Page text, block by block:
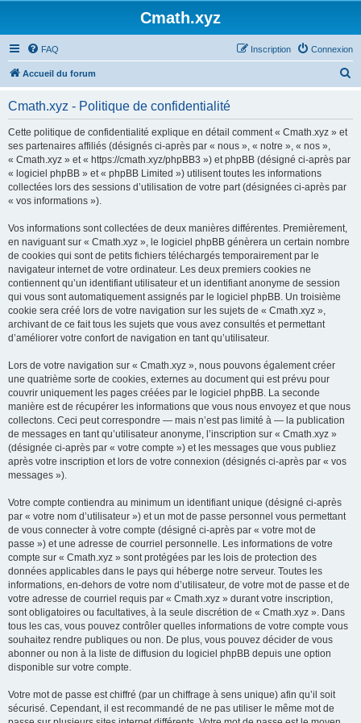
Cmath.xyz
FAQ Connexion
Inscription
Accueil du forum
Cmath.xyz - Politique de confidentialité
Cette politique de confidentialité explique en détail comment « Cmath.xyz » et
ses partenaires affiliés (désignés ci-après par « nous », « notre », « nos »,
« Cmath.xyz » et « https://cmath.xyz/phpBB3 ») et phpBB (désigné ci-après par
« logiciel phpBB » et « phpBB Limited ») utilisent toutes les informations
collectées lors des sessions d’utilisation de votre part (désignées ci-après par
« vos informations »).
Vos informations sont collectées de deux manières différentes. Premièrement,
en naviguant sur « Cmath.xyz », le logiciel phpBB génèrera un certain nombre
de cookies qui sont de petits fichiers téléchargés temporairement par le
navigateur internet de votre ordinateur. Les deux premiers cookies ne
contiennent qu’un identifiant utilisateur et un identifiant anonyme de session
qui vous sont automatiquement assignés par le logiciel phpBB. Un troisième
cookie sera créé lors de votre navigation sur les sujets de « Cmath.xyz »,
archivant de ce fait tous les sujets que vous avez consultés et permettant
d’améliorer votre confort de navigation en tant qu’utilisateur.
Lors de votre navigation sur « Cmath.xyz », nous pouvons également créer
une quatrième sorte de cookies, externes au document qui est prévu pour
couvrir uniquement les pages créées par le logiciel phpBB. La seconde
manière est de récupérer les informations que vous nous envoyez et que nous
collectons. Ceci peut correspondre — mais n’est pas limité à — la publication
de messages en tant qu’utilisateur anonyme, l’inscription sur « Cmath.xyz »
(désignée ci-après par « votre compte ») et les messages que vous publiez
après votre inscription et lors de votre connexion (désignés ci-après par « vos
messages »).
Votre compte contiendra au minimum un identifiant unique (désigné ci-après
par « votre nom d’utilisateur ») et un mot de passe personnel vous permettant
de vous connecter à votre compte (désigné ci-après par « votre mot de
passe ») et une adresse de courriel personnelle. Les informations de votre
compte sur « Cmath.xyz » sont protégées par les lois de protection des
données applicables dans le pays qui héberge notre serveur. Toutes les
informations, en-dehors de votre nom d’utilisateur, de votre mot de passe et de
votre adresse de courriel requis par « Cmath.xyz » durant votre inscription,
sont obligatoires ou facultatives, à la seule discrétion de « Cmath.xyz ». Dans
tous les cas, vous pouvez contrôler quelles informations de votre compte vous
souhaitez rendre publiques ou non. De plus, vous pouvez décider de vous
abonner ou non à la liste de diffusion du logiciel phpBB depuis une option
disponible sur votre compte.
Votre mot de passe est chiffré (par un chiffrage à sens unique) afin qu’il soit
sécurisé. Cependant, il est recommandé de ne pas utiliser le même mot de